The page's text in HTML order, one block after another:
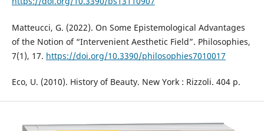
Matteucci, G. (2022). On Some Epistemological Advantages
of the Notion of “Intervenient Aesthetic Field”. Philosophies,
7(1), 17. https://doi.org/10.3390/philosophies7010017
Eco, U. (2010). History of Beauty. New York : Rizzoli. 404 p.